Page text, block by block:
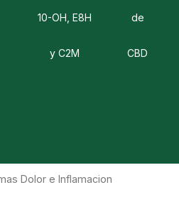
10-OH, E8H
y C2M
de
CBD
Dolor e Inflamacion